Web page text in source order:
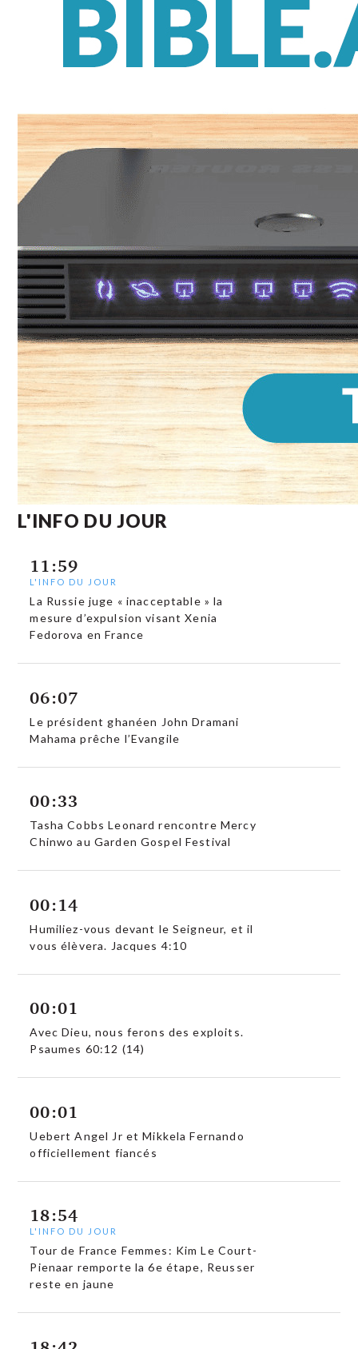
L'INFO DU JOUR
11:59
L'INFO DU JOUR
La Russie juge « inacceptable » la
mesure d’expulsion visant Xenia
Fedorova en France
06:07
Le président ghanéen John Dramani
Mahama prêche l’Evangile
00:33
Tasha Cobbs Leonard rencontre Mercy
Chinwo au Garden Gospel Festival
00:14
Humiliez-vous devant le Seigneur, et il
vous élèvera. Jacques 4:10
00:01
Avec Dieu, nous ferons des exploits.
Psaumes 60:12 (14)
00:01
Uebert Angel Jr et Mikkela Fernando
officiellement fiancés
18:54
L'INFO DU JOUR
Tour de France Femmes: Kim Le Court-
Pienaar remporte la 6e étape, Reusser
reste en jaune